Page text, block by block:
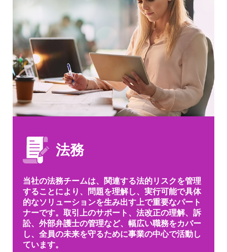
法務
当社の法務チームは、関連する法的リスクを管理
することにより、問題を理解し、実行可能で具体
的なソリューションを生み出す上で重要なパート
ナーです。取引上のサポート、法改正の理解、訴
訟、外部弁護士の管理など、幅広い職務をカバー
し、全員の未来を守るために事業の中心で活動し
ています。